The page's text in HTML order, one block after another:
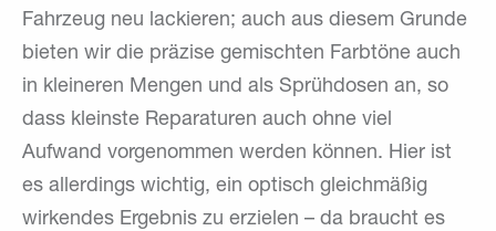
Fahrzeug neu lackieren; auch aus diesem Grunde
bieten wir die präzise gemischten Farbtöne auch
in kleineren Mengen und als Sprühdosen an, so
dass kleinste Reparaturen auch ohne viel
Aufwand vorgenommen werden können. Hier ist
es allerdings wichtig, ein optisch gleichmäßig
wirkendes Ergebnis zu erzielen – da braucht es